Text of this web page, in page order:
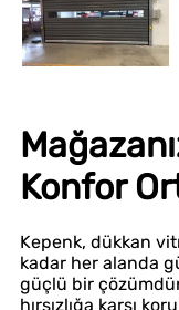
Konfor
Kepenk, dükkan
kadar her alanda
güçlü bir
hırsızlığa karşı